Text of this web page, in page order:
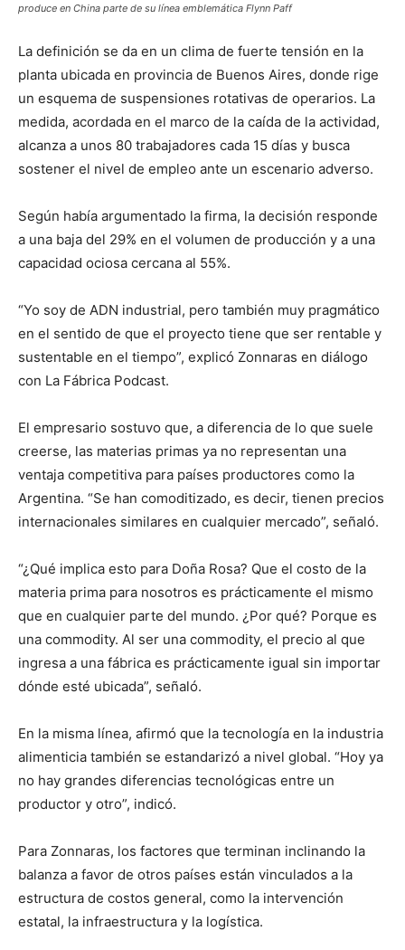
produce en China parte de su línea emblemática Flynn Paff
La definición se da en un clima de fuerte tensión en la
planta ubicada en provincia de Buenos Aires, donde rige
un esquema de suspensiones rotativas de operarios. La
medida, acordada en el marco de la caída de la actividad,
alcanza a unos 80 trabajadores cada 15 días y busca
sostener el nivel de empleo ante un escenario adverso.
Según había argumentado la firma, la decisión responde
a una baja del 29% en el volumen de producción y a una
capacidad ociosa cercana al 55%.
“Yo soy de ADN industrial, pero también muy pragmático
en el sentido de que el proyecto tiene que ser rentable y
sustentable en el tiempo”, explicó Zonnaras en diálogo
con La Fábrica Podcast.
El empresario sostuvo que, a diferencia de lo que suele
creerse, las materias primas ya no representan una
ventaja competitiva para países productores como la
Argentina. “Se han comoditizado, es decir, tienen precios
internacionales similares en cualquier mercado”, señaló.
“¿Qué implica esto para Doña Rosa? Que el costo de la
materia prima para nosotros es prácticamente el mismo
que en cualquier parte del mundo. ¿Por qué? Porque es
una commodity. Al ser una commodity, el precio al que
ingresa a una fábrica es prácticamente igual sin importar
dónde esté ubicada”, señaló.
En la misma línea, afirmó que la tecnología en la industria
alimenticia también se estandarizó a nivel global. “Hoy ya
no hay grandes diferencias tecnológicas entre un
productor y otro”, indicó.
Para Zonnaras, los factores que terminan inclinando la
balanza a favor de otros países están vinculados a la
estructura de costos general, como la intervención
estatal, la infraestructura y la logística.